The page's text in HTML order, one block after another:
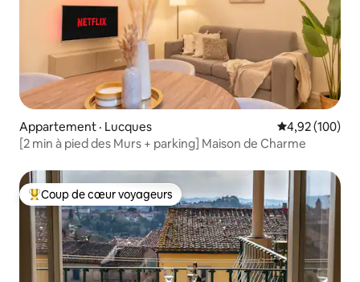
Appartement · Lucques Note
4,92 (100)
[2 min à pied des Murs + parking] Maison de Charme
Coup de cœur voyageurs parmi les plus aimés
Coup de cœur voyageurs